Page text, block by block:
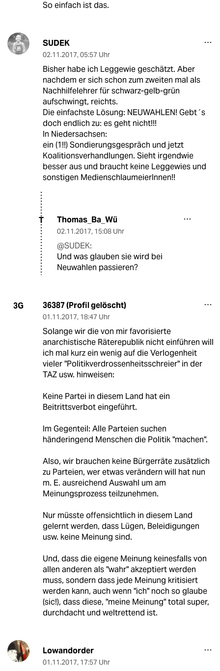
So einfach ist das.
SUDEK
02.11.2017, 05:57 Uhr
Bisher habe ich Leggewie geschätzt. Aber
nachdem er sich schon zum zweiten mal als
Nachhilfelehrer für schwarz-gelb-grün
aufschwingt, reichts.
Die einfachste Lösung: NEUWAHLEN! Gebt´s
doch endlich zu: es geht nicht!!!
In Niedersachsen:
ein (1!!) Sondierungsgespräch und jetzt
Koalitionsverhandlungen. Sieht irgendwie
besser aus und braucht keine Leggewies und
sonstigen MedienschlaumeierInnen!!
T Thomas_Ba_Wü
02.11.2017, 15:08 Uhr
@SUDEK:
Und was glauben sie wird bei
Neuwahlen passieren?
3G 36387 (Profil gelöscht)
01.11.2017, 18:47 Uhr
Solange wir die von mir favorisierte
anarchistische Räterepublik nicht einführen will
ich mal kurz ein wenig auf die Verlogenheit
vieler "Politikverdrossenheitsschreier" in der
TAZ usw. hinweisen:
Keine Partei in diesem Land hat ein
Beitrittsverbot eingeführt.
Im Gegenteil: Alle Parteien suchen
händeringend Menschen die Politik "machen".
Also, wir brauchen keine Bürgerräte zusätzlich
zu Parteien, wer etwas verändern will hat nun
m. E. ausreichend Auswahl um am
Meinungsprozess teilzunehmen.
Nur müsste offensichtlich in diesem Land
gelernt werden, dass Lügen, Beleidigungen
usw. keine Meinung sind.
Und, dass die eigene Meinung keinesfalls von
allen anderen als "wahr" akzeptiert werden
muss, sondern dass jede Meinung kritisiert
werden kann, auch wenn "ich" noch so glaube
(sic!), dass diese, "meine Meinung" total super,
durchdacht und weltrettend ist.
Lowandorder
01.11.2017, 17:57 Uhr